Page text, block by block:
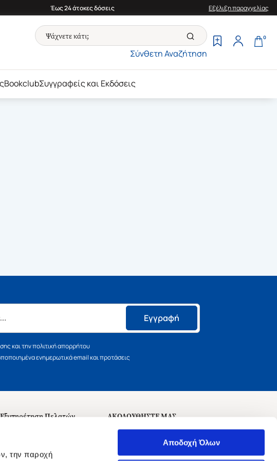
την παροχή
Αποδοχή Όλων
Έως 24 άτοκες δόσεις Εξέλιξη παραγγελίας
Σύνθετη Αναζήτηση
0
BookclubΣυγγραφείς και Εκδόσεις
Εγγραφή
και την πολιτική απορρήτου
ενημερωτικά email και προτάσεις
Εξυπηρέτηση Πελατών
ΑΚΟΛΟΥΘΗΣΤΕ ΜΑΣ